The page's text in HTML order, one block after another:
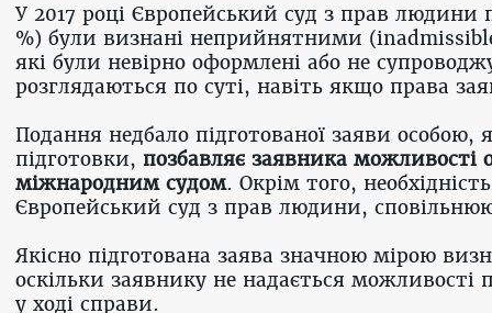
У 2017 році Європейський суд з прав
%) були визнані неприйнятними
які були невірно оформлені або не
розглядаються по суті, навіть якщо права
Подання недбало підготованої заяви особою,
підготовки, позбавляє заявника можливості
міжнародним судом. Окрім того,
Європейський суд з прав людини,
Якісно підготована заява значною мірою
оскільки заявнику не надається
у ході справи.